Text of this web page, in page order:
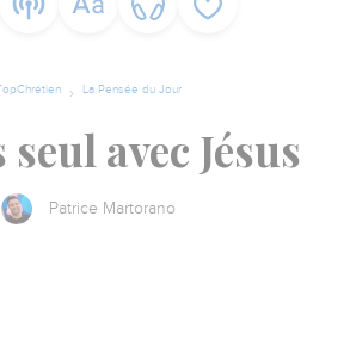
La Pensée du Jour
seul avec Jésus
Patrice Martorano